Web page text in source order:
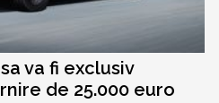
va fi exclusiv
de 25.000 euro